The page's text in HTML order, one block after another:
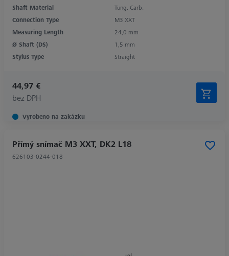
Shaft Material
Tung. Carb.
Connection Type
M3 XXT
Measuring Length
24,0 mm
Ø Shaft (DS)
1,5 mm
Stylus Type
Straight
44,97 €
bez DPH
Vyrobeno na zakázku
Přímý snímač M3 XXT, DK2 L18
626103-0244-018